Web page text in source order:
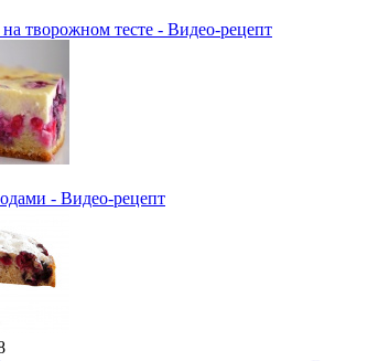
творожном тесте - Видео-рецепт
- Видео-рецепт